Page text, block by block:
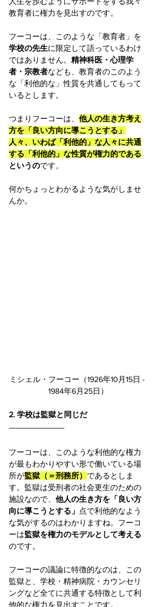
教育者に権力を見出すのです。
フーコーは、このような「教育者」を
学校の先生に限定して語っているわけ
ではありません。 精神科医・心理学
者・宗教者なども、教育者のこのよう
な「利他的な」性質を共通してもって
いるとします。
つまりフーコーは、 他人の生き方考え
方を「良い方向に導こうとする」
人々、いわば「利他的」な人々に共通
する「利他的」な性質が権力的である
というのです。
何かちょっとわかるような気がしませ
んか。
ミシェル・フーコー（1926年10月15日 -
1984年6月25​日）
2. 学校は監獄と同じだ
フーコーは、このような利他的な権力
が最もわかりやすい形で働いている場
所が監獄（＝刑務所） であるとしま
す。監獄は受刑者の社会更生のための
施設なので、 他人の生き方を「良い方
向に導こうとする」 点で利他的なよう
な気がするのはわかりますね。フーコ
ーは監獄を権力のモデルとして考える
のです。
フーコーの議論に特徴的なのは、この
監獄と、学校・精神病院・カウンセリ
ングなど全てに共通する特徴として利
他的な権力を見出すことです。